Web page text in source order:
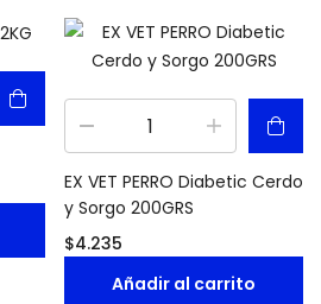
EX VET PERRO Diabetic Cerdo
y Sorgo 200GRS
$4.235
Añadir al carrito